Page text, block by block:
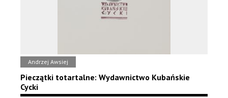
Andrzej Awsiej
Pieczątki totartalne: Wydawnictwo Kubańskie
Cycki